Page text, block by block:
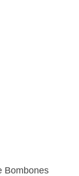
Bombones